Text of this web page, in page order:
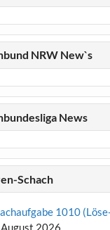
NRW New`s
News
Schach
1010
2026